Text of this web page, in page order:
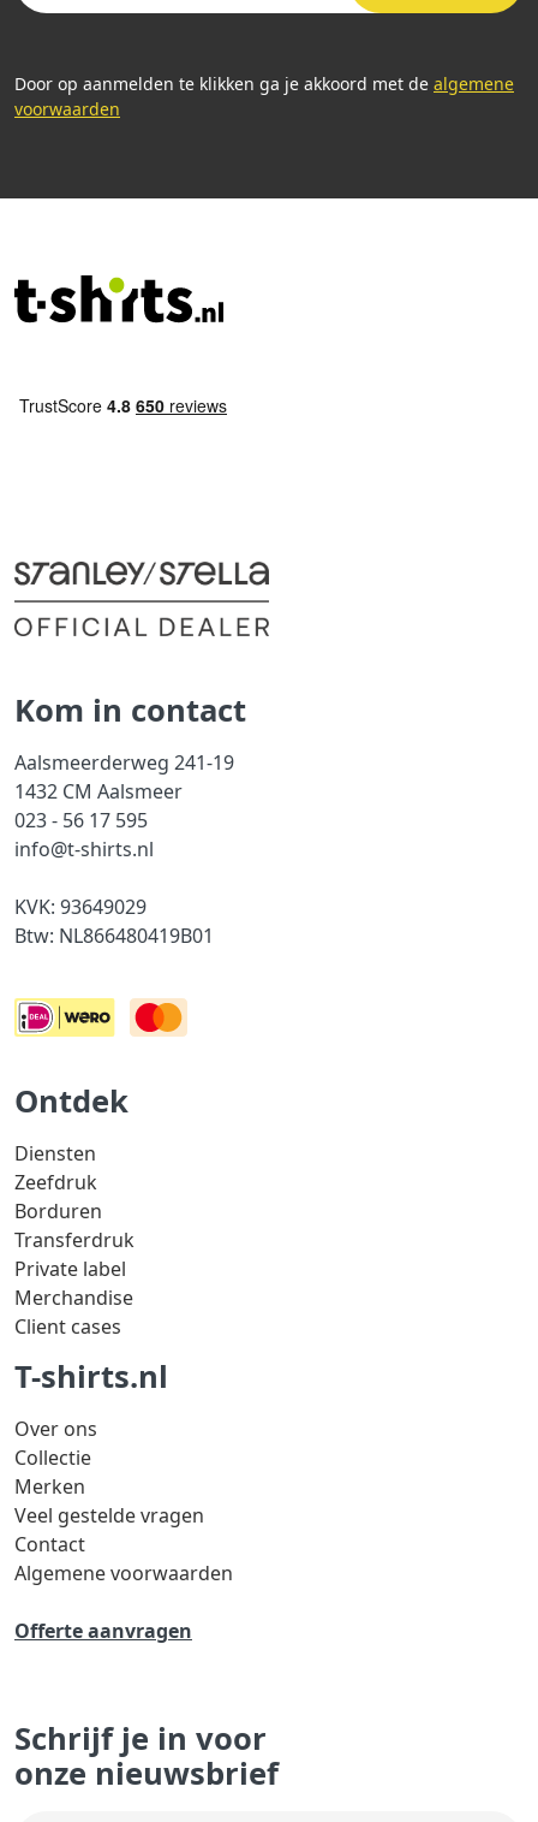
Door op aanmelden te klikken ga je akkoord met de algemene
voorwaarden
Kom in contact
Aalsmeerderweg 241-19
1432 CM Aalsmeer
023 - 56 17 595
info@t-shirts.nl
KVK: 93649029
Btw: NL866480419B01
Ontdek
Diensten
Zeefdruk
Borduren
Transferdruk
Private label
Merchandise
Client cases
T-shirts.nl
Over ons
Collectie
Merken
Veel gestelde vragen
Contact
Algemene voorwaarden
Offerte aanvragen
Schrijf je in voor
onze nieuwsbrief